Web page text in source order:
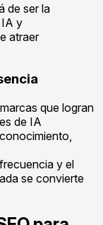
de ser la
IA y
atraer
que logran
de IA
y el
se convierte